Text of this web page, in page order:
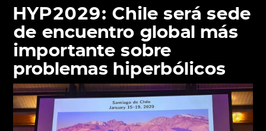
HYP2029: Chile será sede
de encuentro global más
importante sobre
problemas hiperbólicos